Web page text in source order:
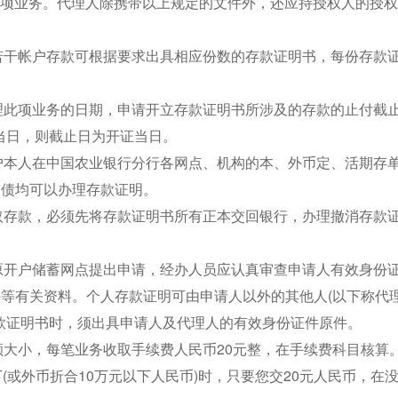
帐户存款可根据要求出具相应份数的存款证明书，每份存款
项业务的日期，申请开立存款证明书所涉及的存款的止付截
，则截止日为开证当日。
人在中国农业银行分行各网点、机构的本、外币定、活期存
均可以办理存款证明。
款，必须先将存款证明书所有正本交回银行，办理撤消存款
户储蓄网点提出申请，经办人员应认真审查申请人有效身份
有关资料。个人存款证明可由申请人以外的其他人(以下称代
明书时，须出具申请人及代理人的有效身份证件原件。
小，每笔业务收取手续费人民币20元整，在手续费科目核算
外币折合10万元以下人民币)时，只要您交20元人民币，在